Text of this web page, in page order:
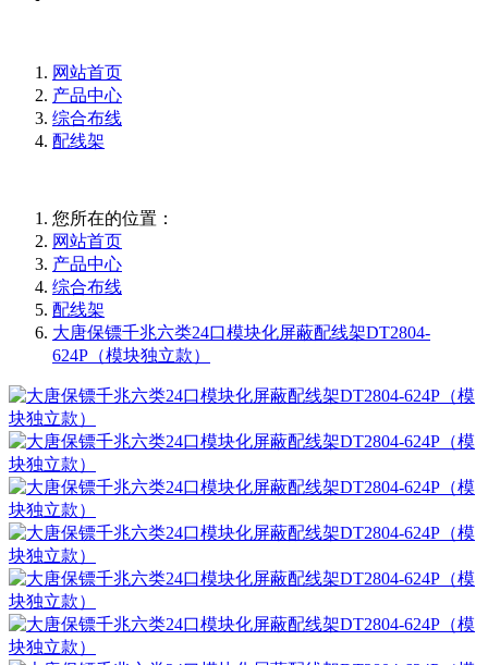
网站首页
产品中心
综合布线
配线架
您所在的位置：
网站首页
产品中心
综合布线
配线架
大唐保镖千兆六类24口模块化屏蔽配线架DT2804-
624P（模块独立款）